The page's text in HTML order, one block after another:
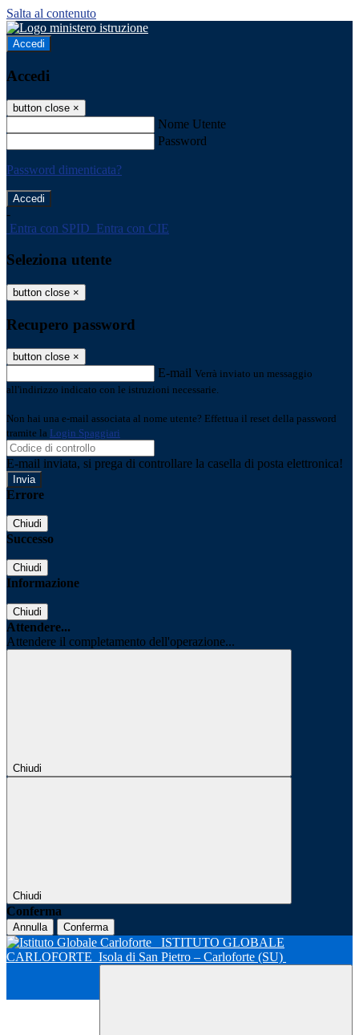
Salta al contenuto
Accedi
Accedi
button close ×
Nome Utente
Password
Password dimenticata?
-
Entra con SPID Entra con CIE
Seleziona utente
button close ×
Recupero password
button close ×
E-mail Verrà inviato un messaggio
all'indirizzo indicato con le istruzioni necessarie.
Non hai una e-mail associata al nome utente? Effettua il reset della password
tramite la Login Spaggiari
E-mail inviata, si prega di controllare la casella di posta elettronica!
Errore
Chiudi
Successo
Chiudi
Informazione
Chiudi
Attendere...
Attendere il completamento dell'operazione...
Chiudi
Chiudi
Conferma
Annulla Conferma
ISTITUTO GLOBALE
CARLOFORTE Isola di San Pietro – Carloforte (SU)